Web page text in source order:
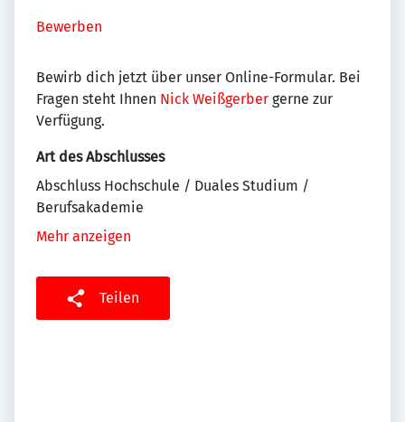
Bewerben
Bewirb dich jetzt über unser Online-Formular. Bei
Fragen steht Ihnen Nick Weißgerber gerne zur
Verfügung.
Art des Abschlusses
Abschluss Hochschule / Duales Studium /
Berufsakademie
Mehr anzeigen
Teilen